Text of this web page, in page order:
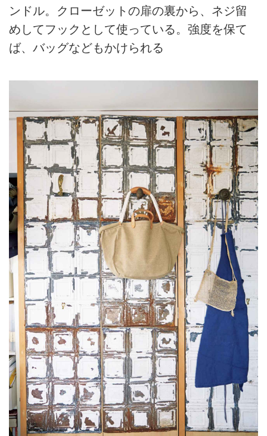
ンドル。クローゼットの扉の裏から、ネジ留
めしてフックとして使っている。強度を保て
ば、バッグなどもかけられる